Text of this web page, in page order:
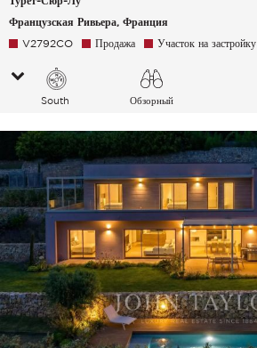
Французская Ривьера, Франция
V2792CO Продажа Участок на застройку
South
Обзорный